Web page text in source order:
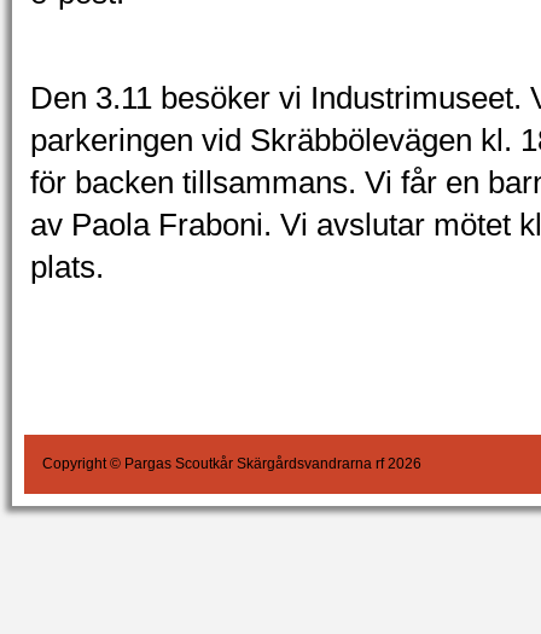
Den 3.11 besöker vi Industrimuseet.
parkeringen vid Skräbbölevägen kl.
för backen tillsammans. Vi får en
av Paola Fraboni. Vi avslutar mötet
plats.
Copyright © Pargas Scoutkår Skärgårdsvandrarna rf 2026